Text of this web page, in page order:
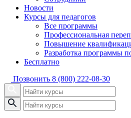
Новости
Курсы для педагогов
Все программы
Профессиональная
Повышение
Разработка программы
Бесплатно
Позвонить 8 (800) 222-08-30